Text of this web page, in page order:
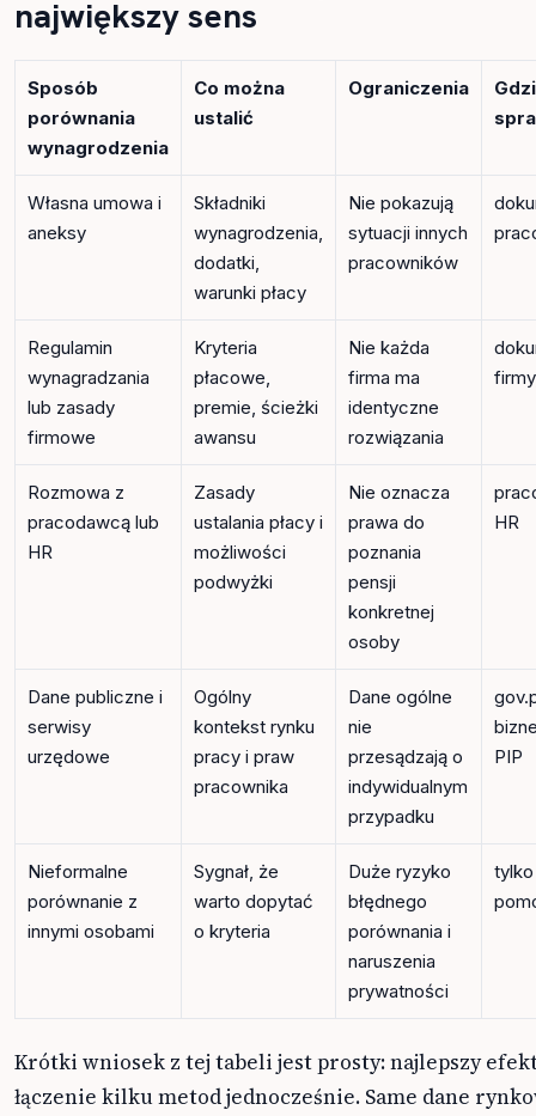
największy sens
Sposób
porównania
wynagrodzenia
Co można
ustalić
Ograniczenia
Własna umowa i
aneksy
Składniki
wynagrodzenia,
dodatki,
warunki płacy
Nie pokazują
sytuacji innych
pracowników
Regulamin
wynagradzania
lub zasady
firmowe
Kryteria
płacowe,
premie, ścieżki
awansu
Nie każda
firma ma
identyczne
rozwiązania
Rozmowa z
pracodawcą lub
HR
Zasady
ustalania płacy i
możliwości
podwyżki
Nie oznacza
prawa do
poznania
pensji
konkretnej
osoby
HR
Dane publiczne i
serwisy
urzędowe
Ogólny
kontekst rynku
pracy i praw
pracownika
Dane ogólne
nie
przesądzają o
indywidualnym
przypadku
PIP
Nieformalne
porównanie z
innymi osobami
Sygnał, że
warto dopytać
o kryteria
Duże ryzyko
błędnego
porównania i
naruszenia
prywatności
tylko
Krótki wniosek z tej tabeli jest prosty: najlepszy
łączenie kilku metod jednocześnie. Same dane